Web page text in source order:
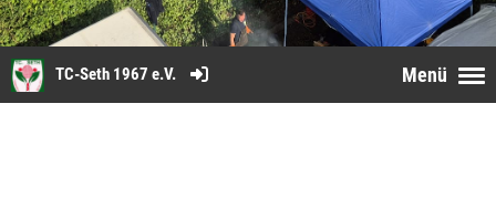
Menü
TC-Seth 1967 e.V.